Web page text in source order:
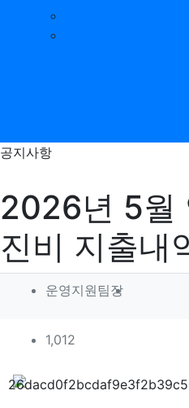
공지사항
2026년 5월
진비 지출내
작성자 정보
운영지원팀장작성
컨텐츠 정보
1,012
본문